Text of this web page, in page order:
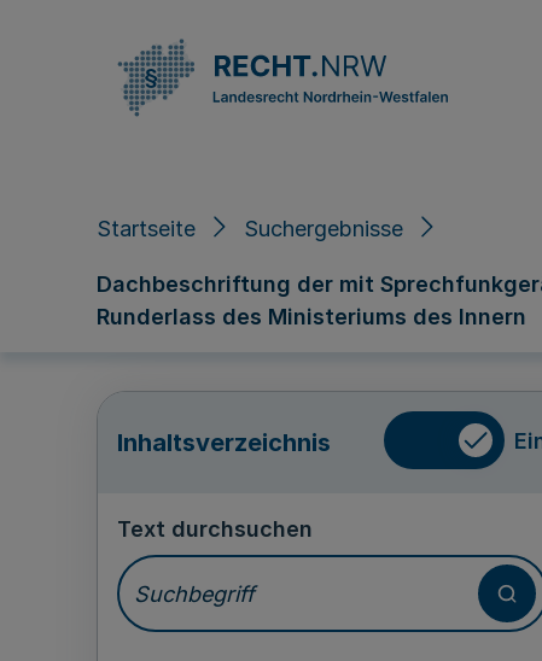
Startseite Suchergebnisse
Dachbeschriftung der mit
Runderlass des Ministeriums des Innern
Inhaltsverzeichnis
Text durchsuchen